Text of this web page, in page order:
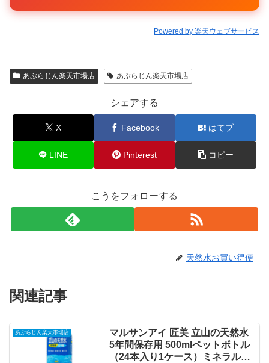
Powered by 楽天ウェブサービス
あぶらじん楽天市場店 あぶらじん楽天市場店
シェアする
X Facebook はてブ
LINE Pinterest コピー
こうをフォローする
天然水お買い得便
関連記事
あぶらじん楽天市場店
マルサンアイ 匠美 立山の天然水
5年間保存用 500mlペットボトル
（24本入り1ケース）ミネラルウ